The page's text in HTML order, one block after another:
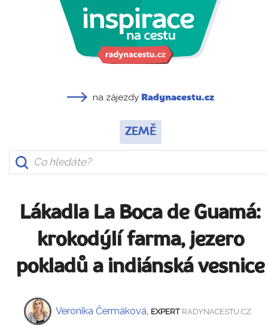
na zájezdy Radynacestu.cz
ZEMĚ
Lákadla La Boca de Guamá:
krokodýlí farma, jezero
pokladů a indiánská vesnice
Veronika Čermáková EXPERT RADYNACESTU.CZ